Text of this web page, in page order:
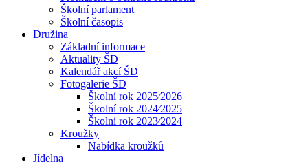
Školní parlament
Školní časopis
Družina
Základní informace
Aktuality ŠD
Kalendář akcí ŠD
Fotogalerie ŠD
Školní rok 2025⁄2026
Školní rok 2024⁄2025
Školní rok 2023⁄2024
Kroužky
Nabídka kroužků
Jídelna